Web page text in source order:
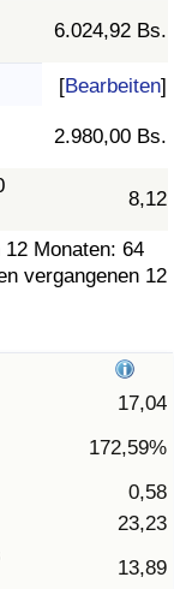
6.024,92 Bs.
[Bearbeiten]
2.980,00 Bs.
8,12
Monaten: 64
vergangenen 12
17,04
172,59%
0,58
23,23
13,89